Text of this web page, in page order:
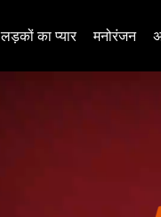
लड़कों का प्यार मनोरंजन